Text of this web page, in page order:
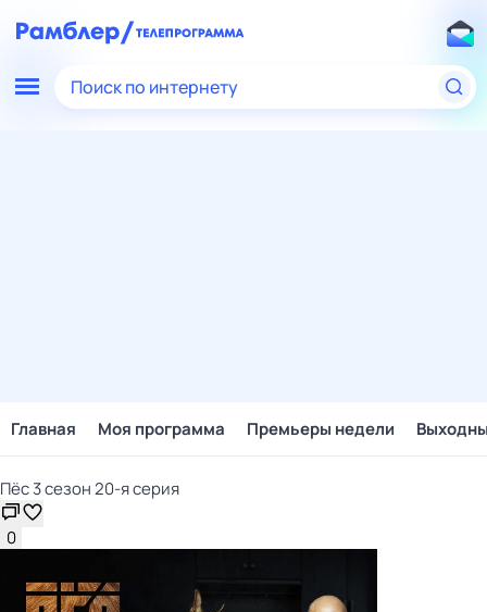
Поиск по интернету
Главная Моя программа Премьеры недели
Пёс 3 сезон 20-я серия
0